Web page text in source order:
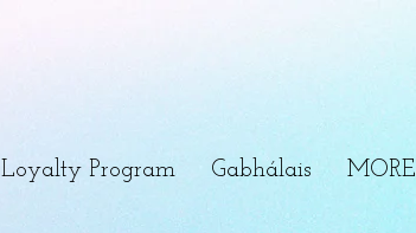
Loyalty Program Gabhálais MORE